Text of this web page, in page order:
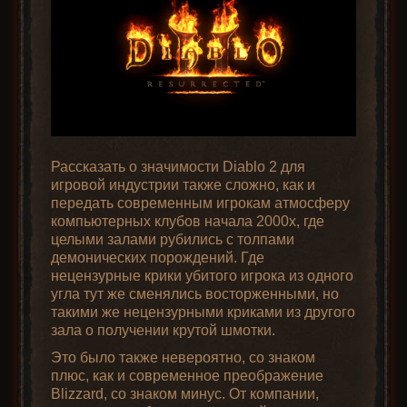
Алмазы. Если вставить их в щит
то будут давать сопротивления
ко всем стихиям, что очень
ценно на первых уровнях.
Рубины. Если вставить их в
добавлять здоровье – полезно
персонаж был более живучим.
Сапфиры. Если вставить их в
шлем или броню будут
добавлять ману – полезно когда
маны не хватает.
Топазы. Если вставить их в
шлем или броню будут давать
шанс нахождения магического
предмета (или, простыми
словами, просто шанс найти
хороший предмет). На случай
когда всего хватает, и хочется
Ну что ж, погнали. Класс – амазонка. Ник –
HellWalkiriya, и разумеется не забываем
включить хардкорный режим – когда у
персонажа только одна жизнь, и нет права
на ошибку.
Рассказать о значимости Diablo 2 для
игровой индустрии также сложно, как и
передать современным игрокам атмосферу
компьютерных клубов начала 2000х, где
целыми залами рубились с толпами
демонических порождений. Где
нецензурные крики убитого игрока из одного
угла тут же сменялись восторженными, но
такими же нецензурными криками из другого
зала о получении крутой шмотки.
Это было также невероятно, со знаком
плюс, как и современное преображение
Blizzard, со знаком минус. От компании,